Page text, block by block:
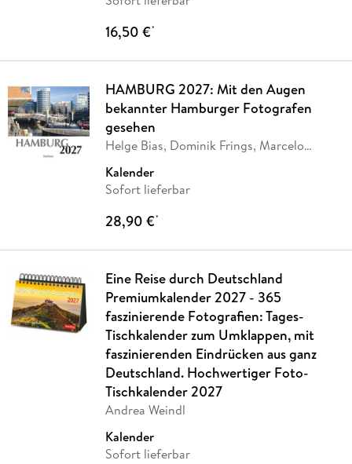
16,50 €*
HAMBURG 2027: Mit den Augen
bekannter Hamburger Fotografen
gesehen
Helge Bias, Dominik Frings, Marcelo
Kalender
Sofort lieferbar
28,90 €*
Eine Reise durch Deutschland
Premiumkalender 2027 - 365
faszinierende Fotografien: Tages-
Tischkalender zum Umklappen, mit
faszinierenden Eindrücken aus ganz
Deutschland. Hochwertiger Foto-
Tischkalender 2027
Andrea Weindl
Kalender
Sofort lieferbar